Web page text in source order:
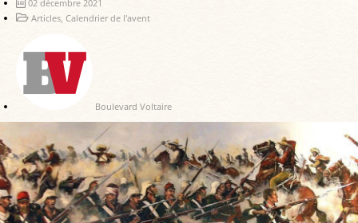
02 décembre 2021
Articles Calendrier de l'avent
Boulevard Voltaire